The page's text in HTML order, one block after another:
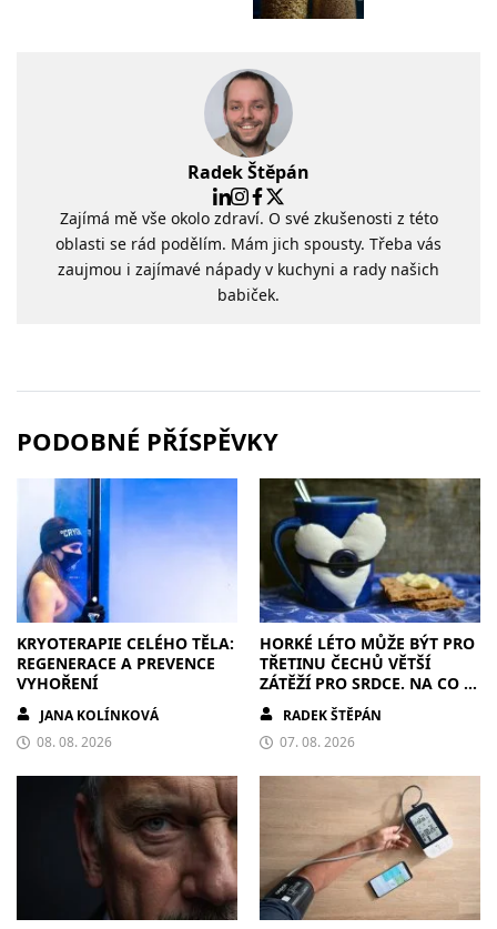
Radek Štěpán
Zajímá mě vše okolo zdraví. O své zkušenosti z této
oblasti se rád podělím. Mám jich spousty. Třeba vás
zaujmou i zajímavé nápady v kuchyni a rady našich
babiček.
PODOBNÉ PŘÍSPĚVKY
KRYOTERAPIE CELÉHO TĚLA:
REGENERACE A PREVENCE
VYHOŘENÍ
JANA KOLÍNKOVÁ
08. 08. 2026
HORKÉ LÉTO MŮŽE BÝT PRO
TŘETINU ČECHŮ VĚTŠÍ
ZÁTĚŽÍ PRO SRDCE. NA CO SI
DÁT POZOR?
RADEK ŠTĚPÁN
07. 08. 2026